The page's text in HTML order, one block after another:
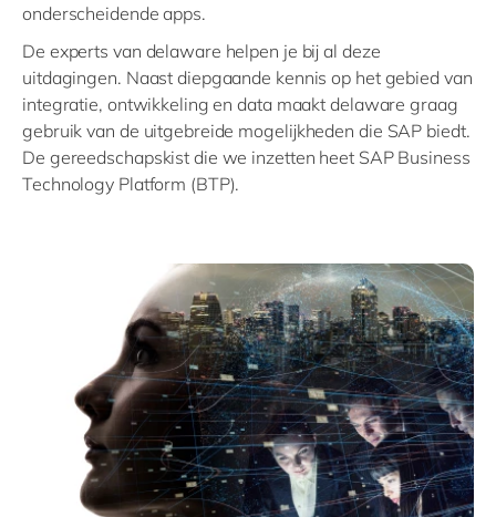
onderscheidende apps.
De experts van delaware helpen je bij al deze
uitdagingen. Naast diepgaande kennis op het gebied van
integratie, ontwikkeling en data maakt delaware graag
gebruik van de uitgebreide mogelijkheden die SAP biedt.
De gereedschapskist die we inzetten heet SAP Business
Technology Platform (BTP).